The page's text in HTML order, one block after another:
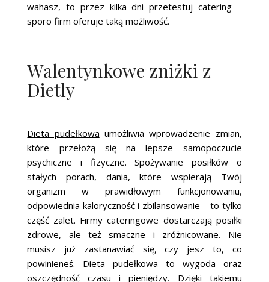
wahasz, to przez kilka dni przetestuj catering –
sporo firm oferuje taką możliwość.
Walentynkowe zniżki z
Dietly
Dieta pudełkowa umożliwia wprowadzenie zmian,
które przełożą się na lepsze samopoczucie
psychiczne i fizyczne. Spożywanie posiłków o
stałych porach, dania, które wspierają Twój
organizm w prawidłowym funkcjonowaniu,
odpowiednia kaloryczność i zbilansowanie – to tylko
część zalet. Firmy cateringowe dostarczają posiłki
zdrowe, ale też smaczne i zróżnicowane. Nie
musisz już zastanawiać się, czy jesz to, co
powinieneś. Dieta pudełkowa to wygoda oraz
oszczędność czasu i pieniędzy. Dzięki takiemu